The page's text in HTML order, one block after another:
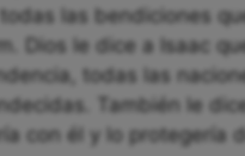
las bendiciones
Dios le dice a Isaac
todas las
También le
con él y lo protegería